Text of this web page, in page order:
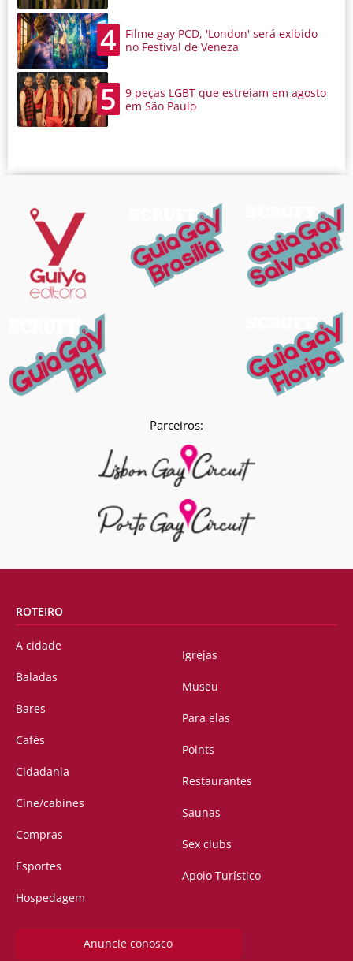
4
Filme gay PCD, 'London' será exibido
no Festival de Veneza
5
9 peças LGBT que estreiam em agosto
em São Paulo
Parceiros:
ROTEIRO
A cidade
Baladas
Bares
Cafés
Cidadania
Cine/cabines
Compras
Esportes
Hospedagem
Igrejas
Museu
Para elas
Points
Restaurantes
Saunas
Sex clubs
Apoio Turístico
Anuncie conosco